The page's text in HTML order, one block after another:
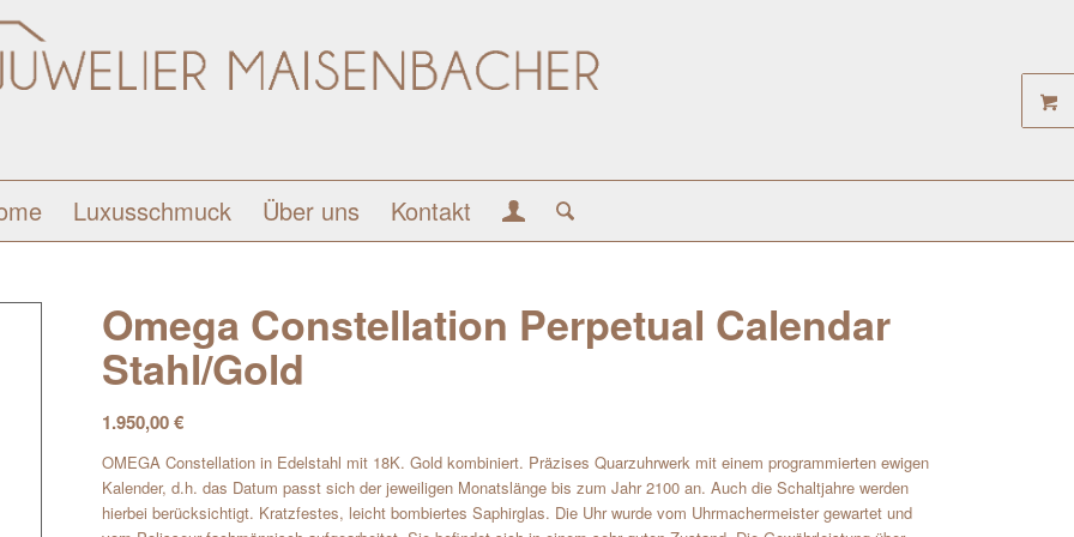
Luxusschmuck Über uns Kontakt
Omega Constellation Perpetual Calendar
Stahl/Gold
1.950,00€
OMEGA Constellation in Edelstahl mit 18K. Gold kombiniert. Präzises Quarzuhrwerk mit einem programmierten ewigen
Kalender, d.h. das Datum passt sich der jeweiligen Monatslänge bis zum Jahr 2100 an. Auch die Schaltjahre werden
hierbei berücksichtigt. Kratzfestes, leicht bombiertes Saphirglas. Die Uhr wurde vom Uhrmachermeister gewartet und